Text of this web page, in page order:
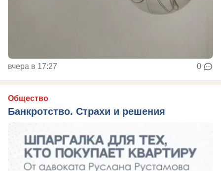
вчера в 17:27 0
Общество
Банкротство. Страхи и решения